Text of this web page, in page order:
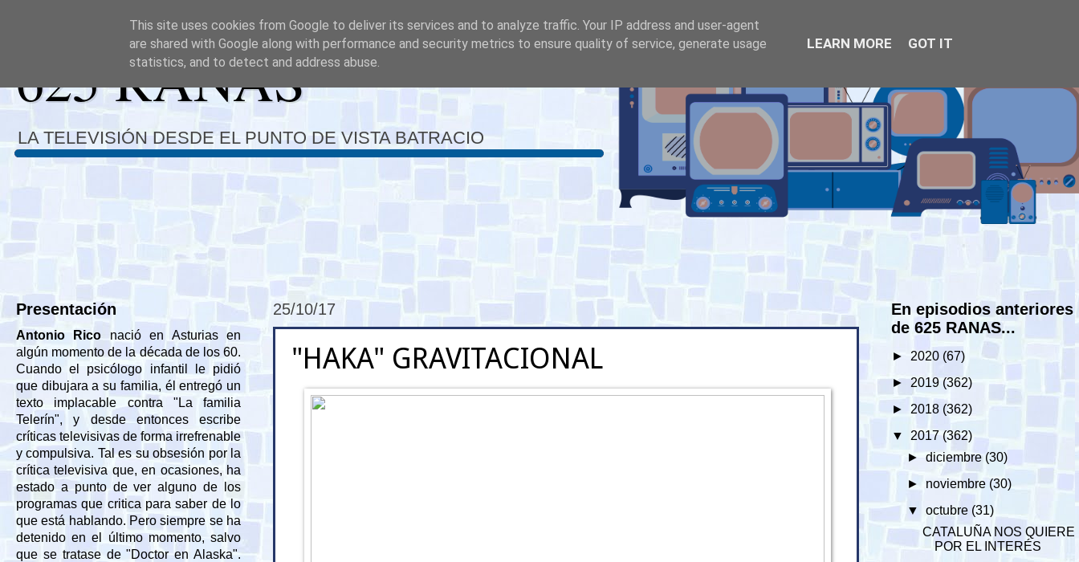
625 RANAS
LA TELEVISIÓN DESDE EL PUNTO DE VISTA BATRACIO
25/10/17
"HAKA" GRAVITACIONAL
Presentación
Antonio Rico nació en Asturias en
algún momento de la década de los 60.
Cuando el psicólogo infantil le pidió
que dibujara a su familia, él entregó un
texto implacable contra "La familia
Telerín", y desde entonces escribe
críticas televisivas de forma irrefrenable
y compulsiva. Tal es su obsesión por la
crítica televisiva que, en ocasiones, ha
estado a punto de ver alguno de los
programas que critica para saber de lo
que está hablando. Pero siempre se ha
detenido en el último momento, salvo
que se tratase de "Doctor en Alaska".
En episodios anteriores
de 625 RANAS...
► 2020 (67)
►2019 (362)
► 2018 (362)
▼ 2017 (362)
► diciembre (30)
► noviembre (30)
▼ octubre (31)
CATALUÑA NOS QUIERE
POR EL INTERÉS
This site uses cookies from Google to deliver its services and to analyze traffic. Your IP address and user-agent
are shared with Google along with performance and security metrics to ensure quality of service, generate usage
statistics, and to detect and address abuse.
LEARN MORE GOT IT